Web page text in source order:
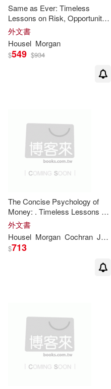
Same as Ever: Timeless
Lessons on Risk, Opportunity
and Living a Good Life
外文書
Housel Morgan
$549 $934
The Concise Psychology of
Money: . Timeless Lessons on
Wealth, Greed, and Happiness
(TheMorgan
Collection)
外文書
Housel Morgan Cochran Juanita
$713